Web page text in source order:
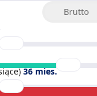
Brutto
36mies.